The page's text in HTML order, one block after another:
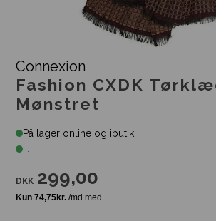
Connexion
Fashion CXDK
Mønstret
På lager online og ibutik
...
DKK 299,00